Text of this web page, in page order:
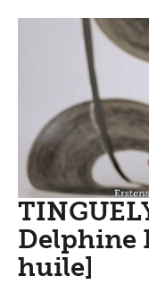
Delphine
huile]